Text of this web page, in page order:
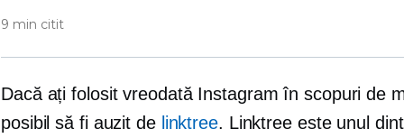
9 min citit
Dacă ați folosit vreodată Instagram în scopuri de
posibil să fi auzit de linktree. Linktree este unul